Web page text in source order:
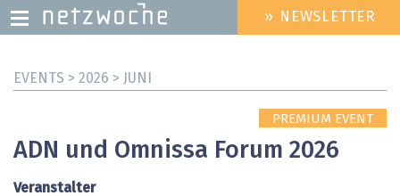
zum
HEADER
MENU
» NEWSLETTER
EVENTS > 2026 > JUNI
PREMIUM EVENT
ADN und Omnissa Forum 2026
Veranstalter